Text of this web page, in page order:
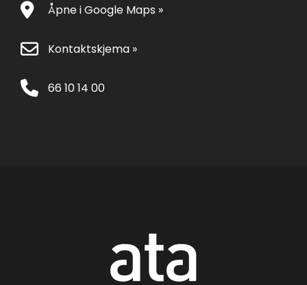
Åpne i Google Maps »
Kontaktskjema »
66 10 14 00